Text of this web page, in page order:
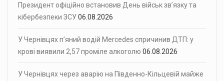
Президент офіційно встановив День військ зв’язку та
кібербезпеки ЗСУ06.08.2026
У Чернівцях п’яний водій Mercedes спричинив ДТП: у
крові виявили 2,57 проміле алкоголю 06.08.2026
У Чернівцях через аварію на Південно-Кільцевій майже